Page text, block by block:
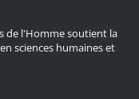
de l'Homme soutient la
sciences humaines et